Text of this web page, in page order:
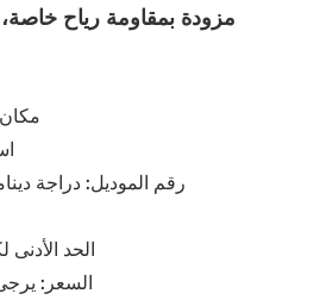
مزودة بمقاومة رياح